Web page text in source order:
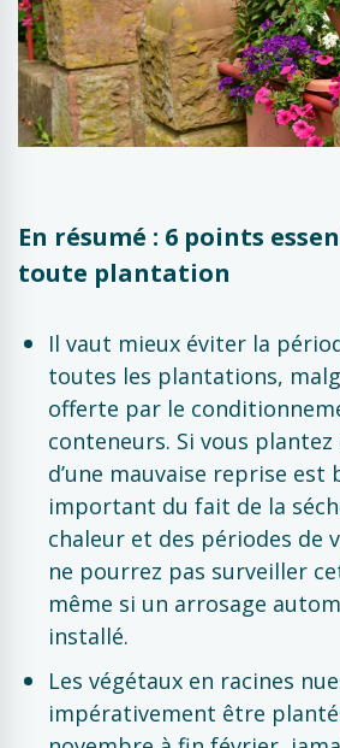
En résumé : 6 points
toute plantation
Il vaut mieux éviter la
toutes les plantations,
offerte par le
conteneurs. Si vous
d’une mauvaise reprise est
important du fait de la
chaleur et des périodes de
ne pourrez pas surveiller
même si un arrosage
installé.
Les végétaux en racines
impérativement être